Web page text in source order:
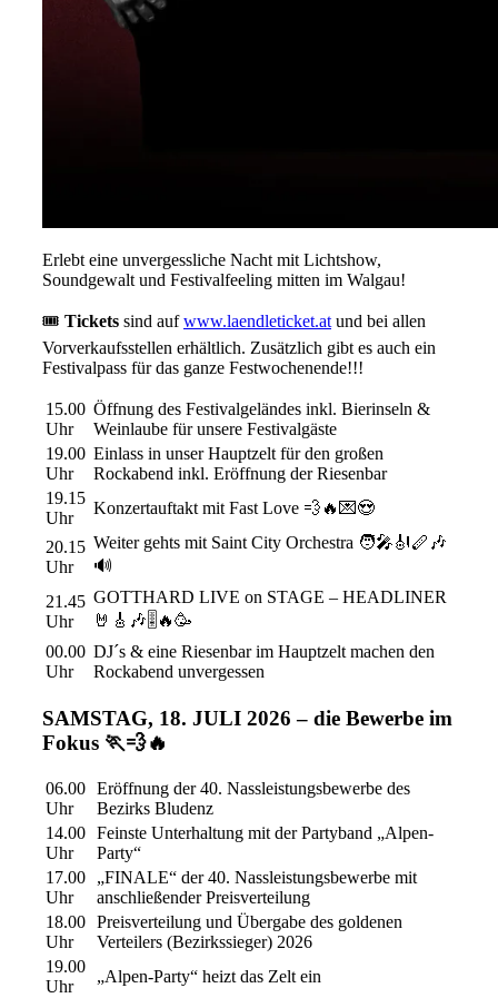
Erlebt eine unvergessliche Nacht mit Lichtshow,
Soundgewalt und Festivalfeeling mitten im Walgau!
🎟️ Tickets sind aufwww.laendleticket.at und bei allen
Vorverkaufsstellen erhältlich. Zusätzlich gibt es auch ein
Festivalpass für das ganze Festwochenende!!!
15.00
Uhr
Öffnung des Festivalgeländes inkl. Bierinseln &
Weinlaube für unsere Festivalgäste
19.00
Uhr
Einlass in unser Hauptzelt für den großen
Rockabend inkl. Eröffnung der Riesenbar
19.15
Uhr
Konzertauftakt mit Fast Love 💨🔥💌😍
20.15
Uhr
Weiter gehts mit Saint City Orchestra 🧑‍🎤🎻🪈🎶
🔊
21.45
Uhr
GOTTHARD LIVE on STAGE – HEADLINER
🤘🎸🎶🎚️🔥🥳
00.00
Uhr
DJ´s & eine Riesenbar im Hauptzelt machen den
Rockabend unvergessen
SAMSTAG, 18. JULI 2026 – die Bewerbe im
Fokus 🏃💨🔥
06.00
Uhr
Eröffnung der 40. Nassleistungsbewerbe des
Bezirks Bludenz
14.00
Uhr
Feinste Unterhaltung mit der Partyband „Alpen-
Party“
17.00
Uhr
„FINALE“ der 40. Nassleistungsbewerbe mit
anschließender Preisverteilung
18.00
Uhr
Preisverteilung und Übergabe des goldenen
Verteilers (Bezirkssieger) 2026
19.00
Uhr
„Alpen-Party“ heizt das Zelt ein